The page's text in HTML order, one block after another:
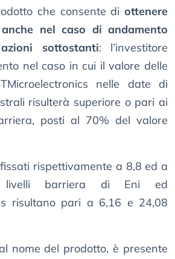
che consente di ottenere
nel caso di andamento
sottostanti: l’investitore
nel caso in cui il valore delle
nelle date di
risulterà superiore o pari ai
posti al 70% del valore
rispettivamente a 8,8 ed a
barriera di Eni ed
risultano pari a 6,16 e 24,08
nome del prodotto, è presente